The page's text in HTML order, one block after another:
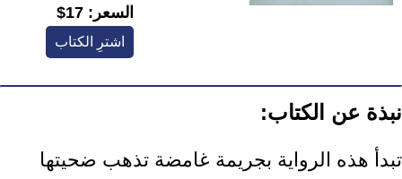
السعر: 17$
اشترِ الكتاب
نبذة عن الكتاب:
تبدأ هذه الرواية بجريمة غامضة تذهب ضحيتها